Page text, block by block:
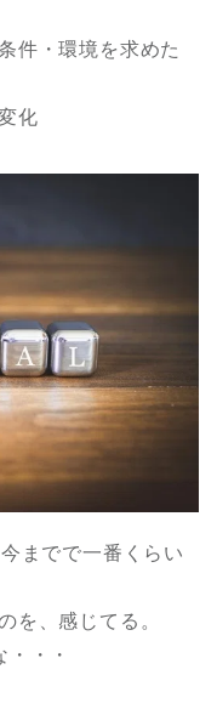
件・環境を求めた
化
までで一番くらい
を、感じてる。
・・